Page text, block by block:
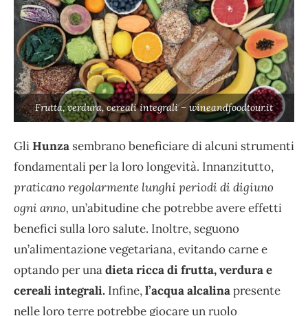
Frutta, verdura, cereali integrali – wineandfoodtour.it
GliHunza sembrano beneficiare di alcuni strumenti
fondamentali per la loro longevità. Innanzitutto,
praticano regolarmente lunghi periodi di digiuno
ogni anno, un’abitudine che potrebbe avere effetti
benefici sulla loro salute. Inoltre, seguono
un’alimentazione vegetariana, evitando carne e
optando per unadieta ricca di frutta, verdura e
cereali integrali. Infine,l’acqua alcalinapresente
nelle loro terre potrebbe giocare un ruolo